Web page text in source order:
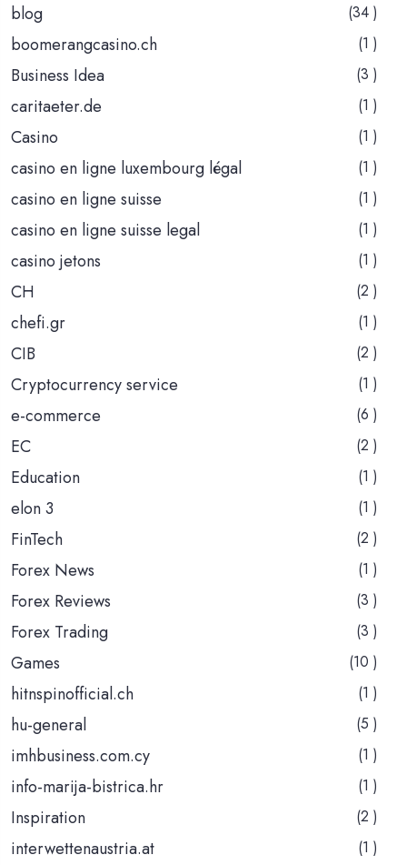
blog (34 )
boomerangcasino.ch (1 )
Business Idea (3 )
caritaeter.de (1 )
Casino (1 )
casino en ligne luxembourg légal (1 )
casino en ligne suisse (1 )
casino en ligne suisse legal (1 )
casino jetons (1 )
CH (2 )
chefi.gr (1 )
CIB (2 )
Cryptocurrency service (1 )
e-commerce (6 )
EC (2 )
Education (1 )
elon 3 (1 )
FinTech (2 )
Forex News (1 )
Forex Reviews (3 )
Forex Trading (3 )
Games (10 )
hitnspinofficial.ch (1 )
hu-general (5 )
imhbusiness.com.cy (1 )
info-marija-bistrica.hr (1 )
Inspiration (2 )
interwettenaustria.at (1 )